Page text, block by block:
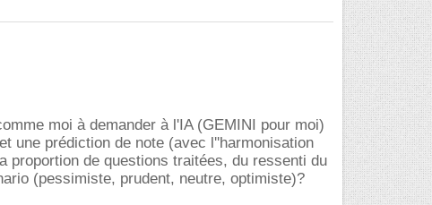
moi à demander à l'IA (GEMINI pour moi)
une prédiction de note (avec l''harmonisation
proportion de questions traitées, du ressenti du
(pessimiste, prudent, neutre, optimiste)?